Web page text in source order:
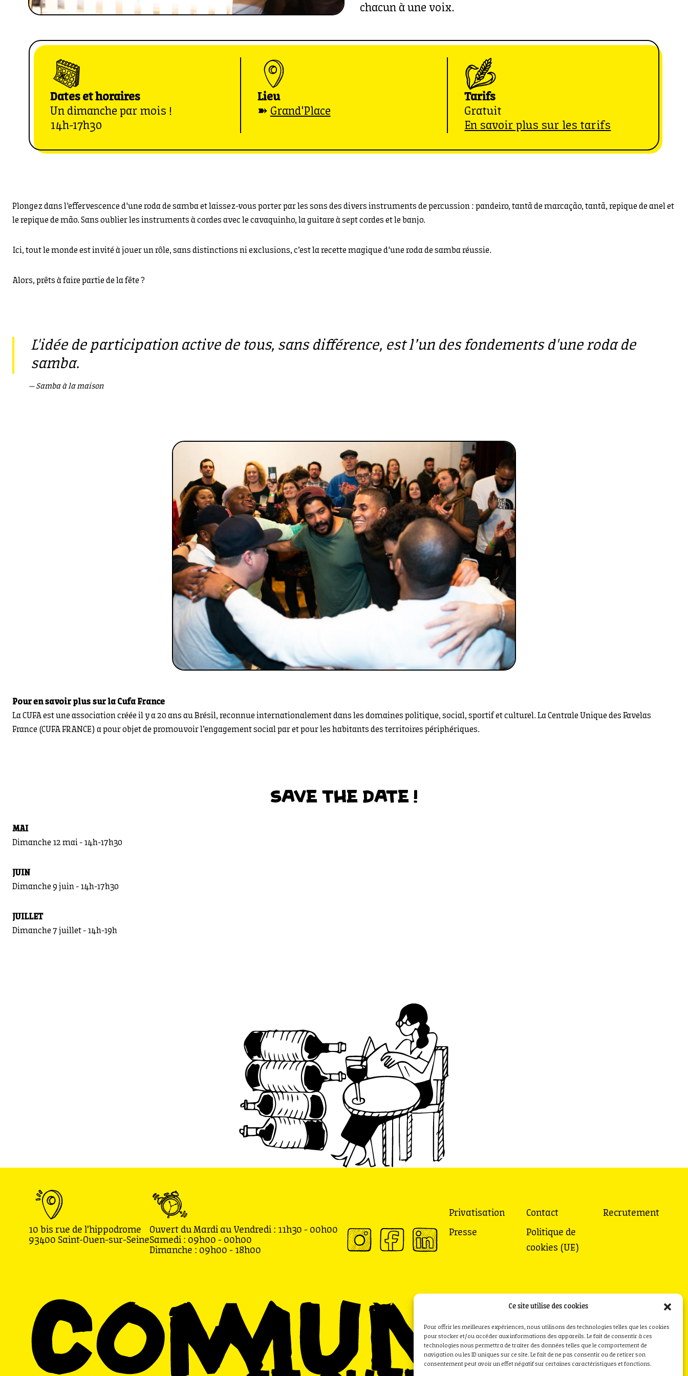
Ce site utilise des cookies
Pour offrir les meilleures expériences, nous utilisons des technologies telles que les cookies
pour stocker et/ou accéder aux informations des appareils. Le fait de consentir à ces
technologies nous permettra de traiter des données telles que le comportement de
navigation ou les ID uniques sur ce site. Le fait de ne pas consentir ou de retirer son
consentement peut avoir un effet négatif sur certaines caractéristiques et fonctions.
chacun à une voix.
Dates et horaires
Un dimanche par mois !
14h-17h30
Lieu
➽ Grand'Place
Tarifs
Gratuit
En savoir plus sur les tarifs
Plongez dans l'effervescence d'une roda de samba et laissez-vous porter par les sons des divers instruments de percussion : pandeiro, tantã de marcação, tantã, repique de anel et
le repique de mão. Sans oublier les instruments à cordes avec le cavaquinho, la guitare à sept cordes et le banjo.
Ici, tout le monde est invité à jouer un rôle, sans distinctions ni exclusions, c’est la recette magique d'une roda de samba réussie.
Alors, prêts à faire partie de la fête ?
L'idée de participation active de tous, sans différence, est l’un des fondements d'une roda de
samba.
Samba à la maison
Pour en savoir plus sur la Cufa France
La CUFA est une association créée il y a 20 ans au Brésil, reconnue internationalement dans les domaines politique, social, sportif et culturel. La Centrale Unique des Favelas
France (CUFA FRANCE) a pour objet de promouvoir l’engagement social par et pour les habitants des territoires périphériques.
SAVE THE DATE !
MAI
Dimanche 12 mai - 14h-17h30
JUIN
Dimanche 9 juin - 14h-17h30
JUILLET
Dimanche 7 juillet - 14h-19h
10 bis rue de l'hippodrome
93400 Saint-Ouen-sur-Seine
Ouvert du Mardi au Vendredi : 11h30 - 00h00
Samedi : 09h00 - 00h00
Dimanche : 09h00 - 18h00
Privatisation Contact
Recrutement
Presse
Politique de
cookies (UE)